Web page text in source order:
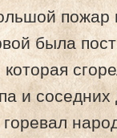
пожар
была
и